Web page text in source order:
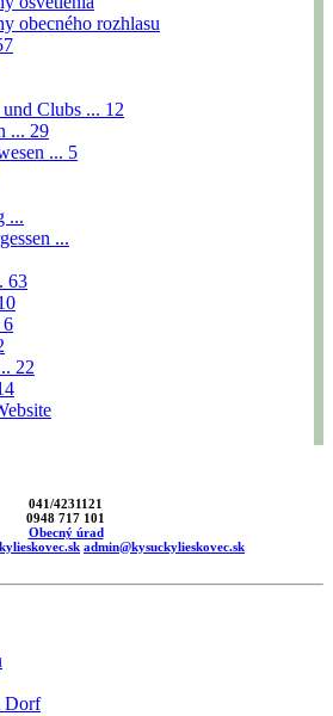
obecného rozhlasu
Clubs ... 12
... 29
... 5
...
...
63
6
22
041/4231121
0948 717 101
Obecný úrad
admin@kysuckylieskovec.sk
Dorf